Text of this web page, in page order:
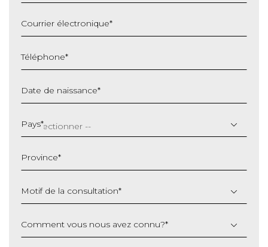
Courrier électronique*
Téléphone*
Date de naissance*
slash
MM
AAAA
Pays*
Province*
Motif de la consultation*
Comment vous nous avez connu?*